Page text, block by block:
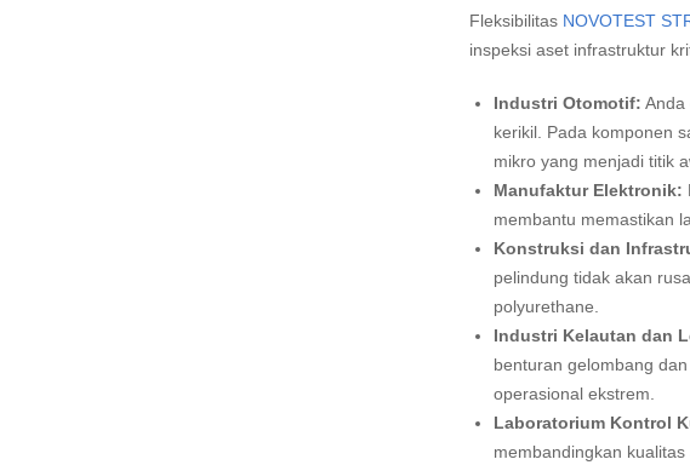
Fleksibilitas NOVOTEST
inspeksi aset infrastruktur
Industri Otomotif: Anda
kerikil. Pada komponen
mikro yang menjadi titik
Manufaktur Elektronik:
membantu memastikan
Konstruksi dan
pelindung tidak akan
polyurethane.
Industri Kelautan dan
benturan gelombang
operasional ekstrem.
Laboratorium Kontrol
membandingkan